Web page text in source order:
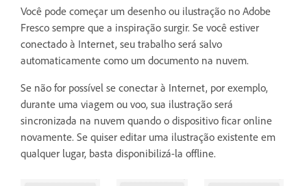
Você pode começar um desenho ou ilustração no Adobe
Fresco sempre que a inspiração surgir. Se você estiver
conectado à Internet, seu trabalho será salvo
automaticamente como um documento na nuvem.
Se não for possível se conectar à Internet, por exemplo,
durante uma viagem ou voo, sua ilustração será
sincronizada na nuvem quando o dispositivo ficar online
novamente. Se quiser editar uma ilustração existente em
qualquer lugar, basta disponibilizá-la offline.